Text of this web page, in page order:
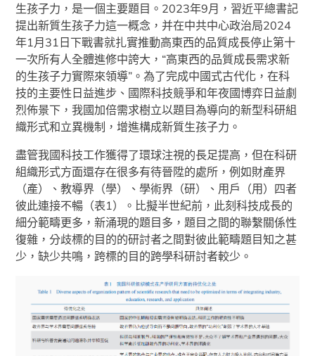
生孩子力，是一個主要題目。2023年9月，習近平總書記
提出新質生孩子力這一概念，并在中共中心政治局2024
年1月31日下戰書就扎實推動高東西的品質成長停止第十
一次所有人全體進修中誇大，“高東西的品質成長需求新
的生孩子力實際來領導”。為了完成中國式古代化，在科
技的主要性日益進步、國際科技競爭和年夜國博弈日益劇
烈佈景下，我國加倍需求樹立以題目為導向的新型科研組
織形式和立異機制，增進構成新質生孩子力。
盡管我國科技工作獲得了環球注視的長足提高，但在科研
組織形式方面還存在很多有待晉陞的處所，例如財產界
（產）、教導界（學）、學術界（研）、用戶（用）四者
彼此連接不暢（表1）。比擬半世紀前，此刻科技成長的
細分範疇更多，新涌現的題目多，題目之間的聯繫關係性
復雜，分歧標的目的的研討者之間對彼此範疇題目知之甚
少，缺少共鳴，跨標的目的跨學科研討者較少。